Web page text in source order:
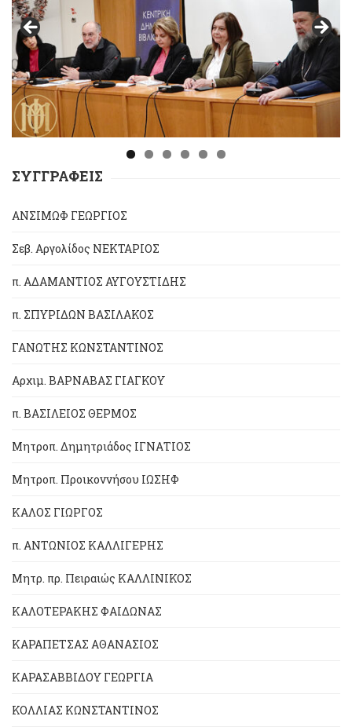
ΣΥΓΓΡΑΦΕΙΣ
ΑΝΣΙΜΩΦ ΓΕΩΡΓΙΟΣ
Σεβ. Αργολίδος ΝΕΚΤΑΡΙΟΣ
π. ΑΔΑΜΑΝΤΙΟΣ ΑΥΓΟΥΣΤΙΔΗΣ
π. ΣΠΥΡΙΔΩΝ ΒΑΣΙΛΑΚΟΣ
ΓΑΝΩΤΗΣ ΚΩΝΣΤΑΝΤΙΝΟΣ
Αρχιμ. ΒΑΡΝΑΒΑΣ ΓΙΑΓΚΟΥ
π. ΒΑΣΙΛΕΙΟΣ ΘΕΡΜΟΣ
Μητροπ. Δημητριάδος ΙΓΝΑΤΙΟΣ
Μητροπ. Προικοννήσου ΙΩΣΗΦ
ΚΑΛΟΣ ΓΙΩΡΓΟΣ
π. ΑΝΤΩΝΙΟΣ ΚΑΛΛΙΓΕΡΗΣ
Μητρ. πρ. Πειραιώς ΚΑΛΛΙΝΙΚΟΣ
ΚΑΛΟΤΕΡΑΚΗΣ ΦΑΙΔΩΝΑΣ
ΚΑΡΑΠΕΤΣΑΣ ΑΘΑΝΑΣΙΟΣ
ΚΑΡΑΣΑΒΒΙΔΟΥ ΓΕΩΡΓΙΑ
ΚΟΛΛΙΑΣ ΚΩΝΣΤΑΝΤΙΝΟΣ